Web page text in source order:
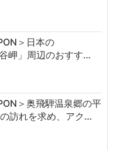
＞日本の
岬」周辺のおすす…
＞奥飛騨温泉郷の平
訪れを求め、アク…